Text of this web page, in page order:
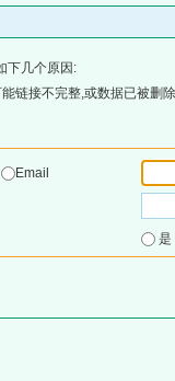
下几个原因:
链接不完整,或数据已被删
Email